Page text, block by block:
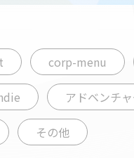
corp-menu
アドベンチ
その他